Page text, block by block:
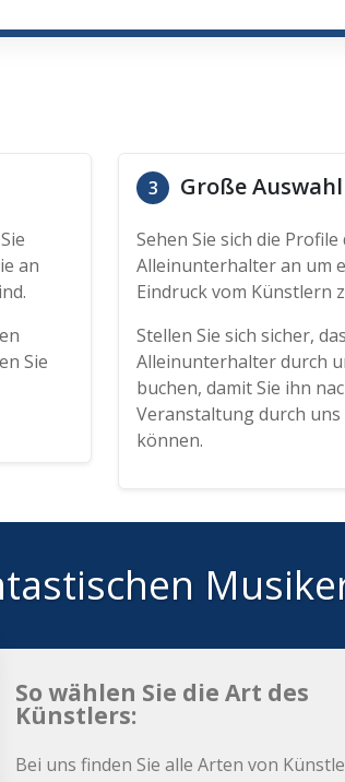
an
Sie
3 Große Auswahl
Sehen Sie sich die Profile
Alleinunterhalter an um
Eindruck vom Künstlern
Stellen Sie sich sicher,
Alleinunterhalter durch
buchen, damit Sie ihn
Veranstaltung durch
können.
So wählen Sie die Art des
Künstlers:
Bei uns finden Sie alle Arten von